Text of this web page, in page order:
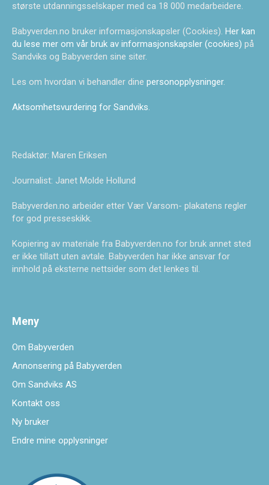
største utdanningsselskaper med ca 18 000 medarbeidere.
Babyverden.no bruker informasjonskapsler (Cookies). Her kan
du lese mer om vår bruk av informasjonskapsler (cookies) på
Sandviks og Babyverden sine siter.
Les om hvordan vi behandler dine personopplysninger.
Aktsomhetsvurdering for Sandviks.
Redaktør: Maren Eriksen
Journalist: Janet Molde Hollund
Babyverden.no arbeider etter Vær Varsom- plakatens regler
for god presseskikk.
Kopiering av materiale fra Babyverden.no for bruk annet sted
er ikke tillatt uten avtale. Babyverden har ikke ansvar for
innhold på eksterne nettsider som det lenkes til.
Meny
Om Babyverden
Annonsering på Babyverden
Om Sandviks AS
Kontakt oss
Ny bruker
Endre mine opplysninger